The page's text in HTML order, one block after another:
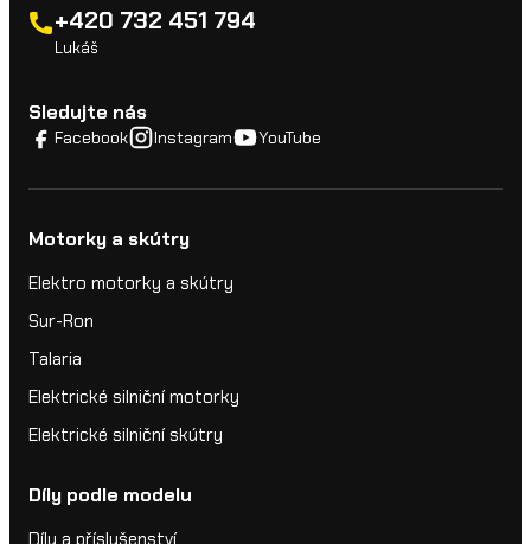
+420 732 451 794
Lukáš
Sledujte nás
Facebook Instagram YouTube
Motorky a skútry
Elektro motorky a skútry
Sur-Ron
Talaria
Elektrické silniční motorky
Elektrické silniční skútry
Díly podle modelu
Díly a příslušenství